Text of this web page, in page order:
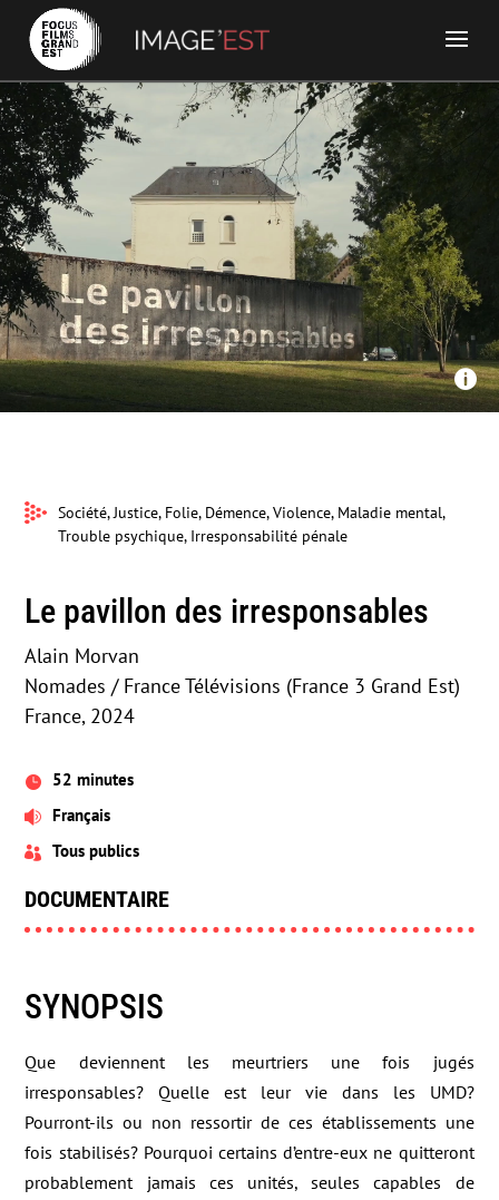
Nomades / France Télévisions (France 3 Grand Est) - Le
pavillon des irresponsables 
Société, Justice, Folie, Démence, Violence, Maladie mental,
Trouble psychique, Irresponsabilité pénale
Le pavillon des irresponsables
Alain Morvan
Nomades / France Télévisions (France 3 Grand Est)
France, 2024
 52 minutes
 Français
 Tous publics
DOCUMENTAIRE
SYNOPSIS
Que deviennent les meurtriers une fois jugés
irresponsables? Quelle est leur vie dans les UMD?
Pourront-ils ou non ressortir de ces établissements une
fois stabilisés? Pourquoi certains d’entre-eux ne quitteront
probablement jamais ces unités, seules capables de